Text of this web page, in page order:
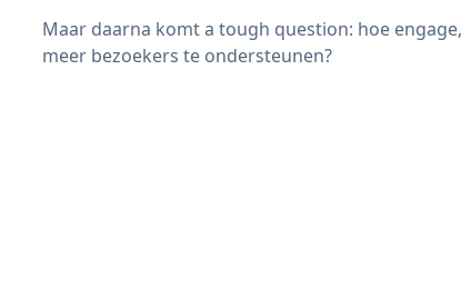
Maar daarna komt a tough question: hoe
meer bezoekers te ondersteunen?